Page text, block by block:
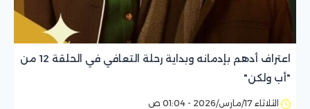
اعتراف أدهم بإدمانه وبداية رحلة التعافي في الحلقة 12 من
"أب ولكن"
الثلاثاء 17/مارس/2026 - 01:04 ص